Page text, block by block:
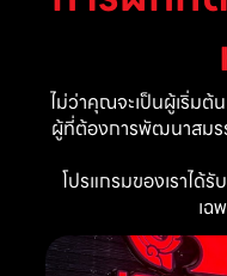
ไม่ว่าคุณจะเป็นผู้เริ่ม
ผู้ที่ต้องการพัฒนาสมร
โปรแกรมของเราได้รั
เฉ